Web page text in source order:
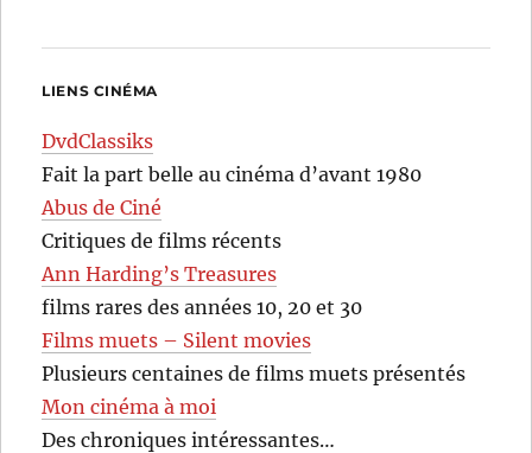
LIENS CINÉMA
DvdClassiks
Fait la part belle au cinéma d’avant 1980
Abus de Ciné
Critiques de films récents
Ann Harding’s Treasures
films rares des années 10, 20 et 30
Films muets – Silent movies
Plusieurs centaines de films muets présentés
Mon cinéma à moi
Des chroniques intéressantes…